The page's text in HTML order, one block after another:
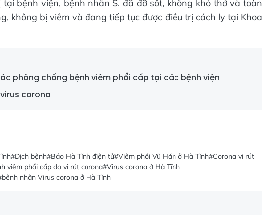
bệnh viện, bệnh nhân S. đã đỡ sốt, không khó thở và toàn
không bị viêm và đang tiếp tục được điều trị cách ly tại Khoa
phòng chống bệnh viêm phổi cấp tại các bệnh viện
corona
#Dịch bệnh#Báo Hà Tĩnh điện tử#Viêm phổi Vũ Hán ở Hà Tĩnh#Corona vi rút
viêm phổi cấp do vi rút corona#Virus corona ở Hà Tĩnh
nhân Virus corona ở Hà Tĩnh